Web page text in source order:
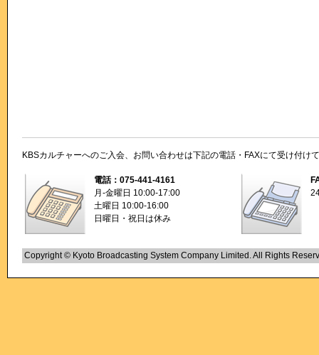
KBSカルチャーへのご入会、お問い合わせは下記の電話・FAXにて受け付け
電話：075-441-4161
月-金曜日 10:00-17:00
土曜日 10:00-16:00
日曜日・祝日は休み
Copyright © Kyoto Broadcasting System Company Limited. All Rights